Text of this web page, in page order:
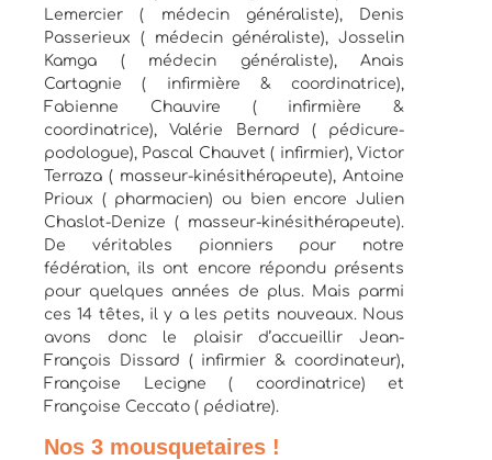
Lemercier ( médecin généraliste), Denis
Passerieux ( médecin généraliste), Josselin
Kamga ( médecin généraliste), Anais
Cartagnie ( infirmière & coordinatrice),
Fabienne Chauvire ( infirmière &
coordinatrice), Valérie Bernard ( pédicure-
podologue), Pascal Chauvet ( infirmier), Victor
Terraza ( masseur-kinésithérapeute), Antoine
Prioux ( pharmacien) ou bien encore Julien
Chaslot-Denize ( masseur-kinésithérapeute).
De véritables pionniers pour notre
fédération, ils ont encore répondu présents
pour quelques années de plus. Mais parmi
ces 14 têtes, il y a les petits nouveaux. Nous
avons donc le plaisir d’accueillir Jean-
François Dissard ( infirmier & coordinateur),
Françoise Lecigne ( coordinatrice) et
Françoise Ceccato ( pédiatre).
Nos 3 mousquetaires !